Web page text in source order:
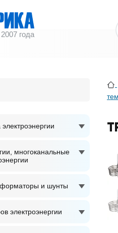
года
многоканальные
и шунты
электроэнергии